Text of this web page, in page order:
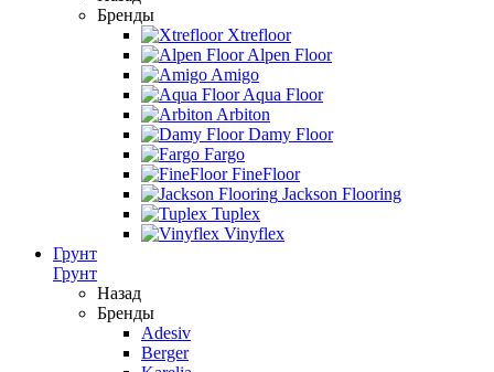
Бренды
Xtrefloor
Alpen Floor
Amigo
Aqua Floor
Arbiton
Damy Floor
Fargo
FineFloor
Jackson Flooring
Tuplex
Vinyflex
Грунт
Грунт
Назад
Бренды
Adesiv
Berger